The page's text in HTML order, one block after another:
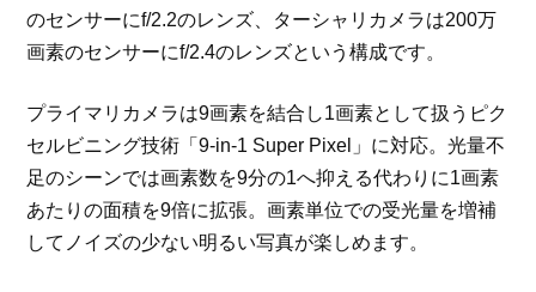
のセンサーにf/2.2のレンズ、ターシャリカメラは200万
画素のセンサーにf/2.4のレンズという構成です。
プライマリカメラは9画素を結合し1画素として扱うピク
セルビニング技術「9-in-1 Super Pixel」に対応。光量不
足のシーンでは画素数を9分の1へ抑える代わりに1画素
あたりの面積を9倍に拡張。画素単位での受光量を増補
してノイズの少ない明るい写真が楽しめます。